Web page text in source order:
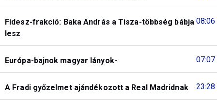
08:06
Fidesz-frakció: Baka András a Tisza-többség bábja
lesz
07:07
Európa-bajnok magyar lányok-
23:28
A Fradi győzelmet ajándékozott a Real Madridnak